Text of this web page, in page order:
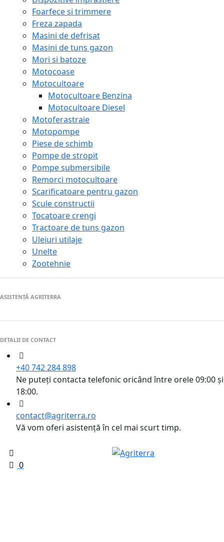
Foarfece si trimmere
Freza zapada
Masini de defrisat
Masini de tuns gazon
Mori si batoze
Motocoase
Motocultoare
Motocultoare Benzina
Motocultoare Diesel
Motoferastraie
Motopompe
Piese de schimb
Pompe de stropit
Pompe submersibile
Remorci motocultoare
Scarificatoare pentru gazon
Scule constructii
Tocatoare crengi
Tractoare de tuns gazon
Uleiuri utilaje
Unelte
Zootehnie
ASISTENȚĂ AGRITERRA
DETALII DE CONTACT
+40 742 284 898
Ne puteți contacta telefonic oricând între orele 09:00 și
18:00.
contact@agriterra.ro
Vă vom oferi asistență în cel mai scurt timp.
0